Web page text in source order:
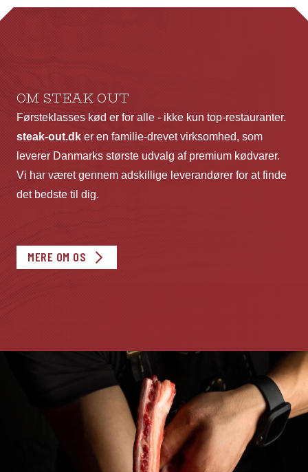
kan
OM STEAK OUT
Førsteklasses kød er for alle - ikke kun top-restauranter.
steak-out.dk er en familie-drevet virksomhed, som
leverer Danmarks største udvalg af premium kødvarer.
Vi har været gennem adskillige leverandører for at finde
det bedste til dig.
MERE OM OS